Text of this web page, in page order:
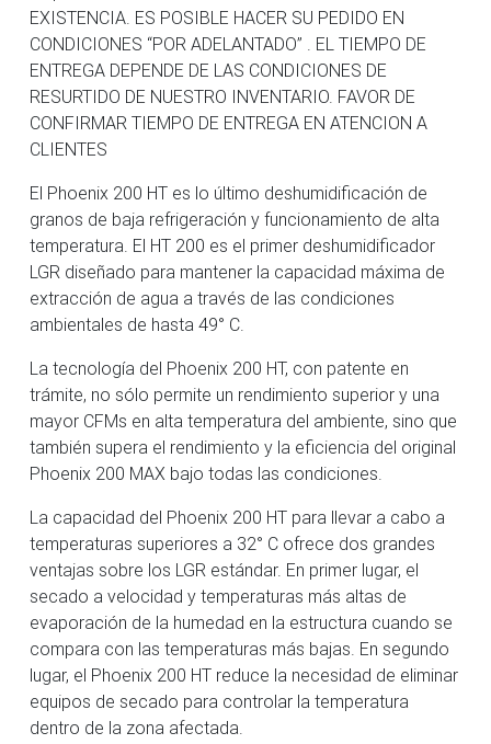
EXISTENCIA. ES POSIBLE HACER SU PEDIDO EN
CONDICIONES “POR ADELANTADO” . EL TIEMPO DE
ENTREGA DEPENDE DE LAS CONDICIONES DE
RESURTIDO DE NUESTRO INVENTARIO. FAVOR DE
CONFIRMAR TIEMPO DE ENTREGA EN ATENCION A
CLIENTES
El Phoenix 200 HT es lo último deshumidificación de
granos de baja refrigeración y funcionamiento de alta
temperatura. El HT 200 es el primer deshumidificador
LGR diseñado para mantener la capacidad máxima de
extracción de agua a través de las condiciones
ambientales de hasta 49° C.
La tecnología del Phoenix 200 HT, con patente en
trámite, no sólo permite un rendimiento superior y una
mayor CFMs en alta temperatura del ambiente, sino que
también supera el rendimiento y la eficiencia del original
Phoenix 200 MAX bajo todas las condiciones.
La capacidad del Phoenix 200 HT para llevar a cabo a
temperaturas superiores a 32° C ofrece dos grandes
ventajas sobre los LGR estándar. En primer lugar, el
secado a velocidad y temperaturas más altas de
evaporación de la humedad en la estructura cuando se
compara con las temperaturas más bajas. En segundo
lugar, el Phoenix 200 HT reduce la necesidad de eliminar
equipos de secado para controlar la temperatura
dentro de la zona afectada.